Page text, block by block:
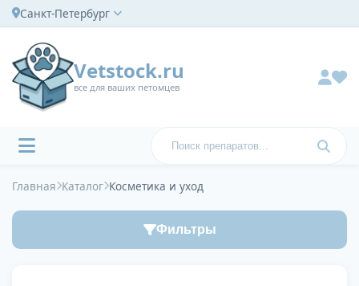
Санкт-Петербург
Vetstock.ru
все для ваших петомцев
Главная Каталог Косметика и уход
Фильтры